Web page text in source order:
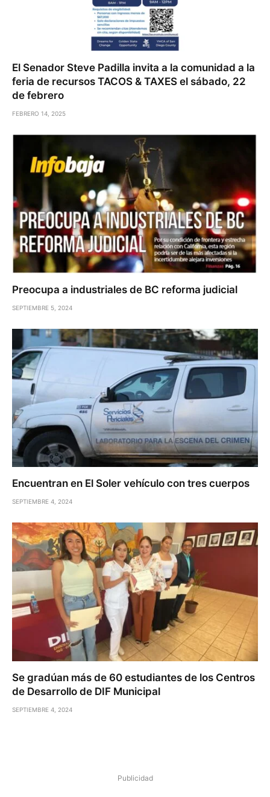
El Senador Steve Padilla invita a la comunidad a la
feria de recursos TACOS & TAXES el sábado, 22
de febrero
FEBRERO 14, 2025
Preocupa a industriales de BC reforma judicial
SEPTIEMBRE 5, 2024
Encuentran en El Soler vehículo con tres cuerpos
SEPTIEMBRE 4, 2024
Se gradúan más de 60 estudiantes de los Centros
de Desarrollo de DIF Municipal
SEPTIEMBRE 4, 2024
Publicidad